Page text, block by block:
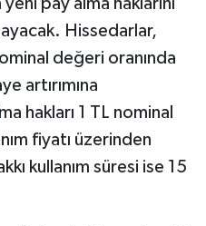
Hissedarlar,
değeri oranında
artırımına
hakları 1 TL nominal
fiyatı üzerinden
kullanım süresi ise 15